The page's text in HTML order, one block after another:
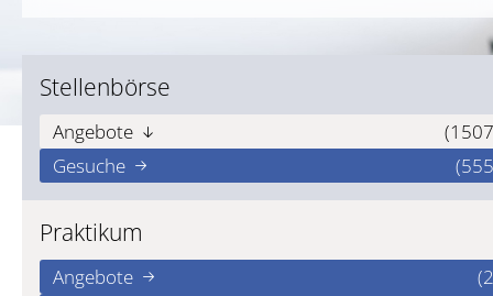
Stellenbörse
Angebote
Gesuche
Praktikum
Angebote